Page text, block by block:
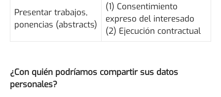
Presentar trabajos,
ponencias (abstracts)
(1) Consentimiento
expreso del interesado
(2) Ejecución contractual
¿Con quién podríamos compartir sus datos
personales?